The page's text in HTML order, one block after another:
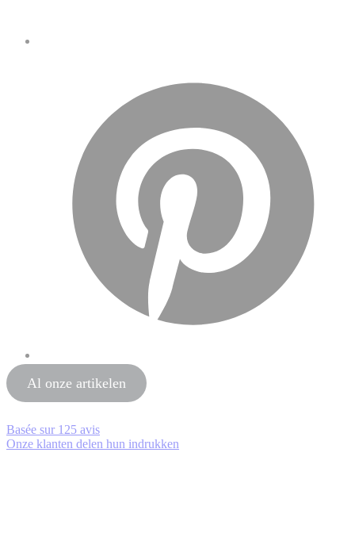
Al onze artikelen
Basée sur 125 avis
Onze klanten delen hun indrukken